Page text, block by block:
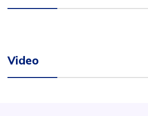
Video